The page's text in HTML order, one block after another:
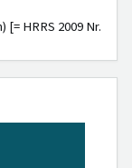
[= HRRS 2009 Nr.